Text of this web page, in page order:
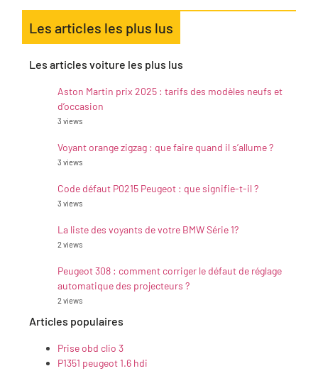
Les articles les plus lus
Les articles voiture les plus lus
Aston Martin prix 2025 : tarifs des modèles neufs et
d’occasion
3 views
Voyant orange zigzag : que faire quand il s’allume ?
3 views
Code défaut P0215 Peugeot : que signifie-t-il ?
3 views
La liste des voyants de votre BMW Série 1?
2 views
Peugeot 308 : comment corriger le défaut de réglage
automatique des projecteurs ?
2 views
Articles populaires
Prise obd clio 3
P1351 peugeot 1.6 hdi